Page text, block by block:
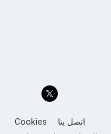
اتصل بنا Cookies